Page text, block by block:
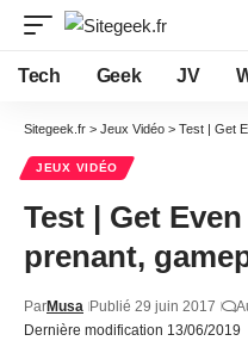
Tech Geek JV
Sitegeek.fr > Jeux Vidéo > Test | Get
JEUX VIDÉO
Test | Get
prenant,
Dernière modification 13/06/2019
ParMusa Publié 29 juin 2017